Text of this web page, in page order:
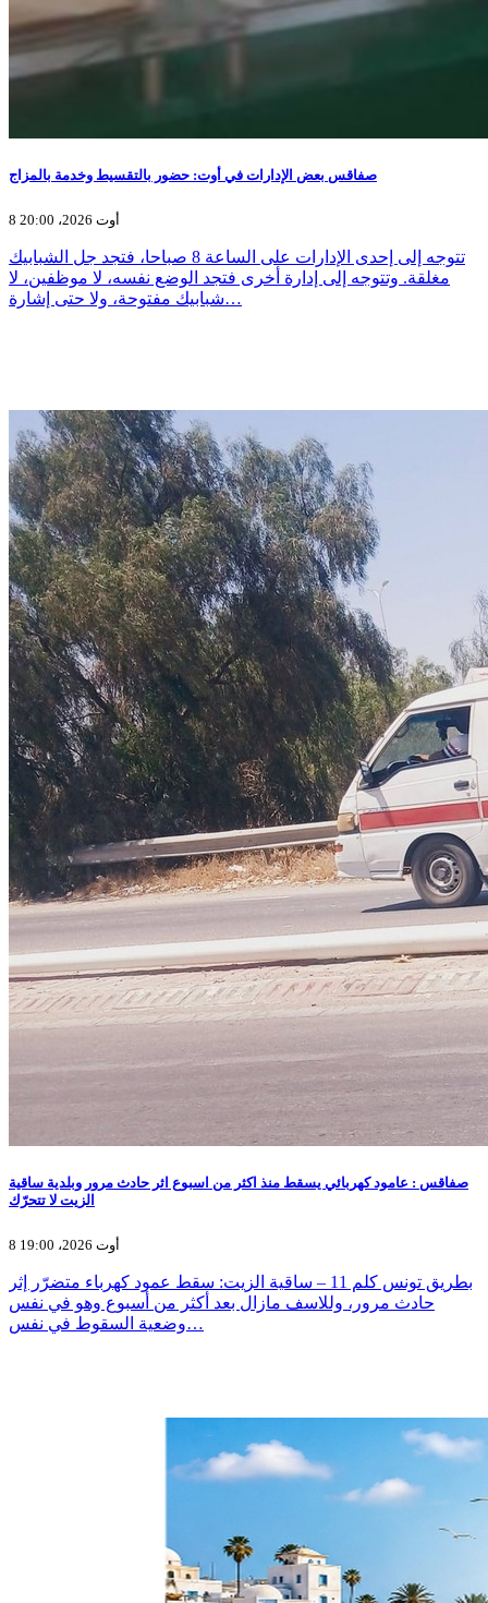
صفاقس بعض الإدارات في أوت: حضور بالتقسيط وخدمة بالمزاج
8 أوت 2026، 20:00
تتوجه إلى إحدى الإدارات على الساعة 8 صباحا، فتجد جل الشبابيك
مغلقة. وتتوجه إلى إدارة أخرى فتجد الوضع نفسه، لا موظفين، لا
شبابيك مفتوحة، ولا حتى إشارة…
صفاقس : عامود كهربائي يسقط منذ اكثر من اسبوع اثر حادث مرور وبلدية ساقية
الزيت لا تتحرّك
8 أوت 2026، 19:00
بطريق تونس كلم 11 – ساقية الزيت: سقط عمود كهرباء متضرّر إثر
حادث مرور، وللاسف مازال بعد أكثر من أسبوع وهو في نفس
وضعية السقوط في نفس…